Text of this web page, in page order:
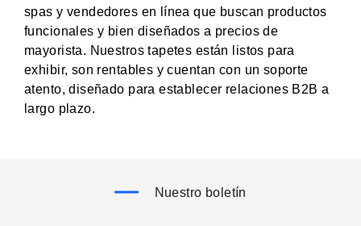
spas y vendedores en línea que buscan productos
funcionales y bien diseñados a precios de
mayorista. Nuestros tapetes están listos para
exhibir, son rentables y cuentan con un soporte
atento, diseñado para establecer relaciones B2B a
largo plazo.
Nuestro boletín